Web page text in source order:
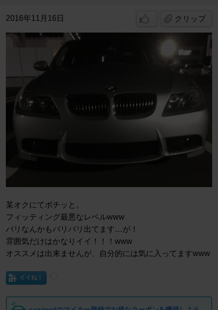
2016年11月16日 クリップ
某オクにてポチッと。
フィッティング最悪なレベルwww
バリなんかもバリバリ出てます…が！
雰囲気だけはかなりイイ！！！www
オススメは出来ませんが、自分的には気に入ってますwww
イイね！